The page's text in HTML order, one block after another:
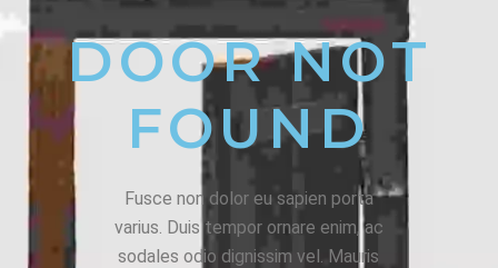
DOOR NOT
FOUND
Fusce non dolor eu sapien porta
varius. Duis tempor ornare enim, ac
sodales odio dignissim vel. Mauris